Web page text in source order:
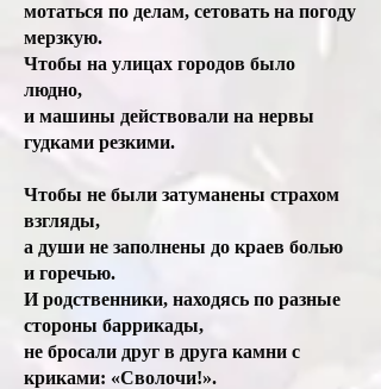
мотаться по делам, сетовать на погоду
мерзкую.
Чтобы на улицах городов было
людно,
и машины действовали на нервы
гудками резкими.
Чтобы не были затуманены страхом
взгляды,
а души не заполнены до краев болью
и горечью.
И родственники, находясь по разные
стороны баррикады,
не бросали друг в друга камни с
криками: «Сволочи!».